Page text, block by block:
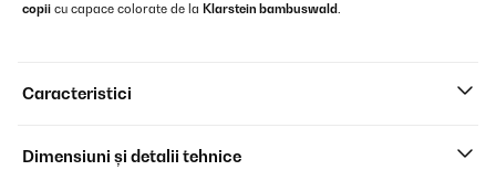
copii cu capace colorate de la Klarstein bambuswald.
Caracteristici
Dimensiuni și detalii tehnice